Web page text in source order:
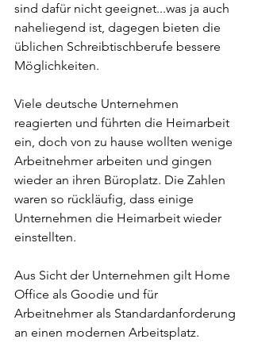
sind dafür nicht geeignet...was ja auch
naheliegend ist, dagegen bieten die
üblichen Schreibtischberufe bessere
Möglichkeiten.
Viele deutsche Unternehmen
reagierten und führten die Heimarbeit
ein, doch von zu hause wollten wenige
Arbeitnehmer arbeiten und gingen
wieder an ihren Büroplatz. Die Zahlen
waren so rückläufig, dass einige
Unternehmen die Heimarbeit wieder
einstellten.
Aus Sicht der Unternehmen gilt Home
Office als Goodie und für
Arbeitnehmer als Standardanforderung
an einen modernen Arbeitsplatz.